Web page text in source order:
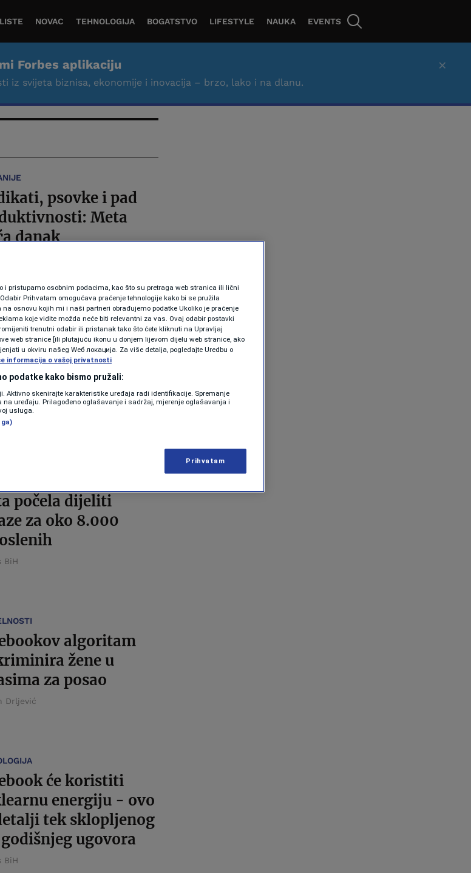
LISTE NOVAC TEHNOLOGIJA BOGATSTVO LIFESTYLE NAUKA EVENTS
Forbes aplikaciju
iz svijeta biznisa, ekonomije i inovacija – brzo, lako i na dlanu.
×
psovke i pad
Meta
danak
ljudskog
BiH
lansira jeftinije AI
u pokušaju da
dometa svoje
inteligencije
počela dijeliti
za oko 8.000
BiH
algoritam
žene u
za posao
Drljević
će koristiti
energiju - ovo
tek sklopljenog
ugovora
BiH
i pristupamo osobnim podacima, kao što su pretraga web stranica ili lični
Prihvatam omogućava praćenje tehnologije kako bi se pružila
osnovu kojih mi i naši partneri obrađujemo podatke Ukoliko je praćenje
koje vidite možda neće biti relevantni za vas. Ovaj odabir postavki
trenutni odabir ili pristanak tako što ćete kliknuti na Upravljaj
web stranice [ili plutajuću ikonu u donjem lijevom dijelu web stranice, ako
u okviru našeg Wеб локација. Za više detalja, pogledajte Uredbu o
informacija o vašoj privatnosti
podatke kako bismo pružali:
Aktivno skenirajte karakteristike uređaja radi identifikacije. Spremanje
uređaju. Prilagođeno oglašavanje i sadržaj, mjerenje oglašavanja i
usluga.
Prihvatam